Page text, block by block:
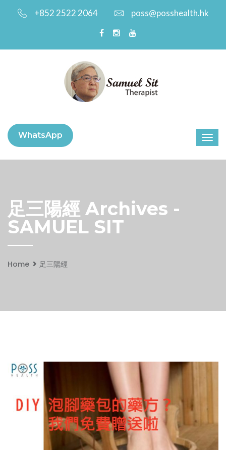
+852 2522 2064 poss@posshealth.hk
WhatsApp
足三陽經 Archives -
SAMUEL SIT
Home 足三陽經